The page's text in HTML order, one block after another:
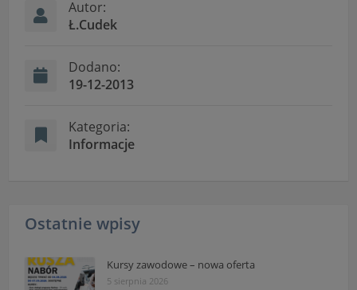
Autor:
Ł.Cudek
Dodano:
19-12-2013
Kategoria:
Informacje
Ostatnie wpisy
Kursy zawodowe – nowa oferta
5 sierpnia 2026
czas w sekcji
"Nasza szkoła" > "Bezpieczeństwo"